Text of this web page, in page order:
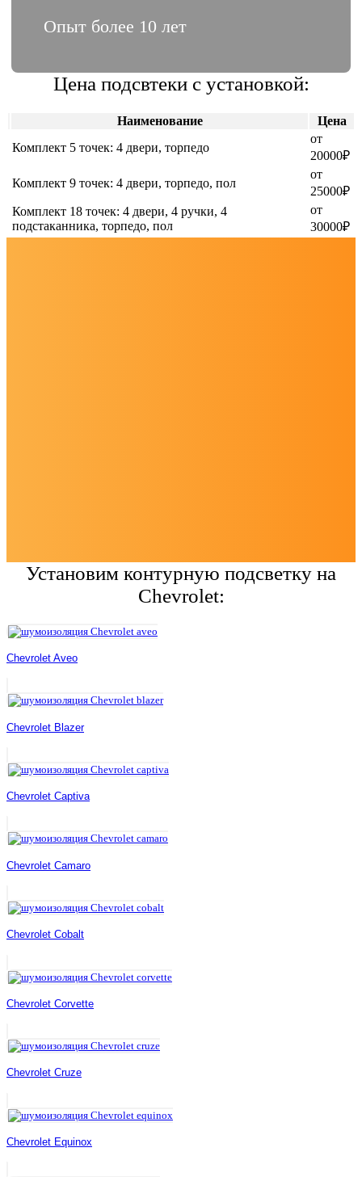
Опыт более 10 лет
Цена подсвтеки с установкой:
Наименование
Цена
Комплект 5 точек: 4 двери, торпедо
от
20000₽
Комплект 9 точек: 4 двери, торпедо, пол
от
25000₽
Комплект 18 точек: 4 двери, 4 ручки, 4
подстаканника, торпедо, пол
от
30000₽
Установим контурную подсветку на
Chevrolet:
Chevrolet Aveo
Chevrolet Blazer
Chevrolet Captiva
Chevrolet Camaro
Chevrolet Cobalt
Chevrolet Corvette
Chevrolet Cruze
Chevrolet Equinox